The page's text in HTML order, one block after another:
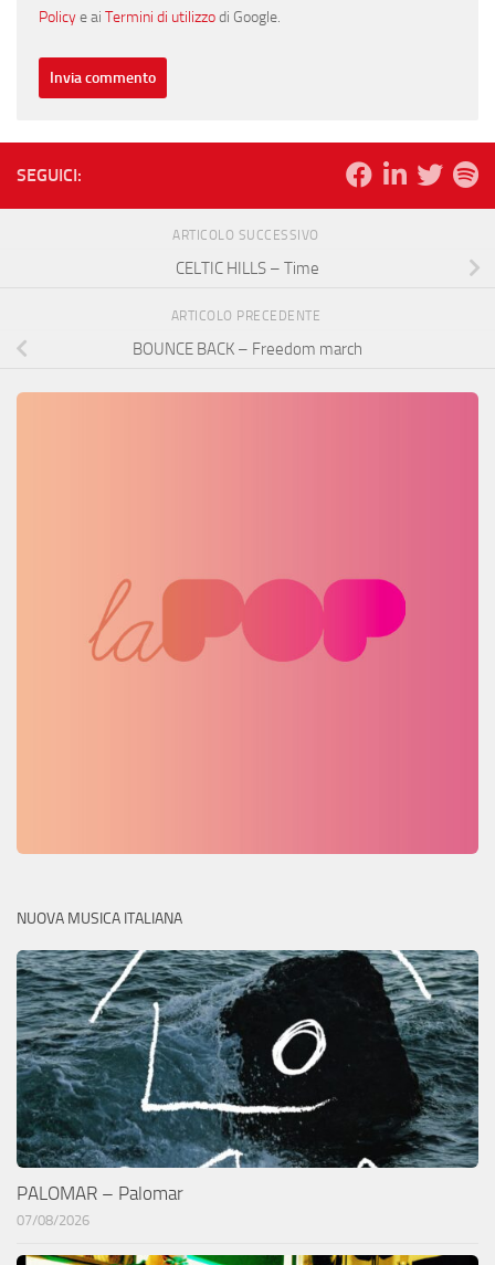
Policye ai Termini di utilizzodi Google.
SEGUICI:
ARTICOLO SUCCESSIVO
CELTIC HILLS – Time
ARTICOLO PRECEDENTE
BOUNCE BACK – Freedom march
NUOVA MUSICA ITALIANA
PALOMAR – Palomar
07/08/2026